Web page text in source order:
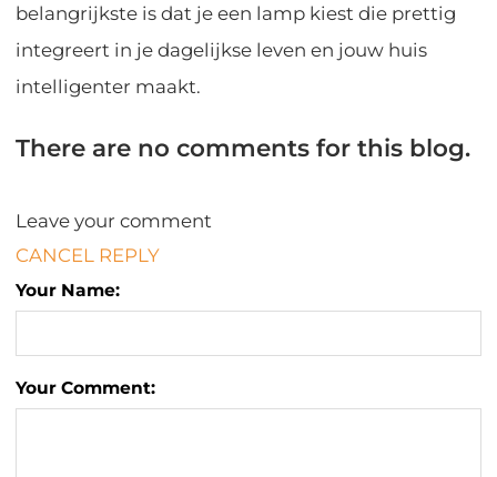
belangrijkste is dat je een lamp kiest die prettig
integreert in je dagelijkse leven en jouw huis
intelligenter maakt.
There are no comments for this blog.
Leave your comment
CANCEL REPLY
Your Name:
Your Comment: